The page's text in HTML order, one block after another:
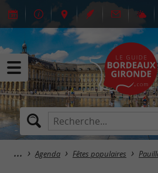
Agenda Fêtes populaires